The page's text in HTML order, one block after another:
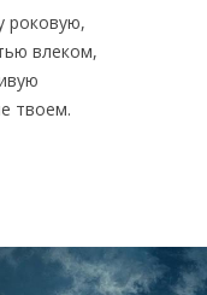
роковую,
влеком,
твоем.